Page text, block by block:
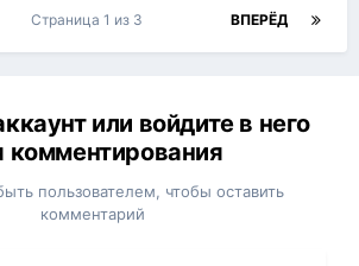
ВПЕРЁД
Страница 1 из 3
или войдите в него
комментирования
пользователем, чтобы оставить
комментарий